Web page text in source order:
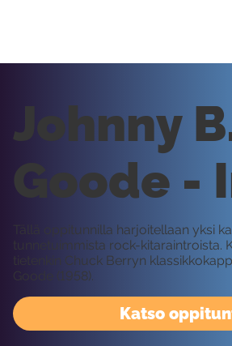
Katso
Johnny
Goode -
Tällä oppitunnilla harjoitellaan yksi
tunnetuimmista rock-kitaraintroista.
tietenkin Chuck Berryn
Goode (1958).